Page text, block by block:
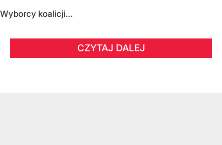
Wyborcy koalicji...
CZYTAJ DALEJ